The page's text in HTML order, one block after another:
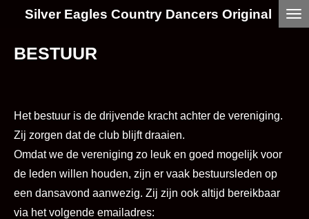
naar
Silver Eagles Country Dancers Original
BESTUUR
Het bestuur is de drijvende kracht achter de vereniging.
Zij zorgen dat de club blijft draaien.
Omdat we de vereniging zo leuk en goed mogelijk voor
de leden willen houden, zijn er vaak bestuursleden op
een dansavond aanwezig. Zij zijn ook altijd bereikbaar
via het volgende emailadres: